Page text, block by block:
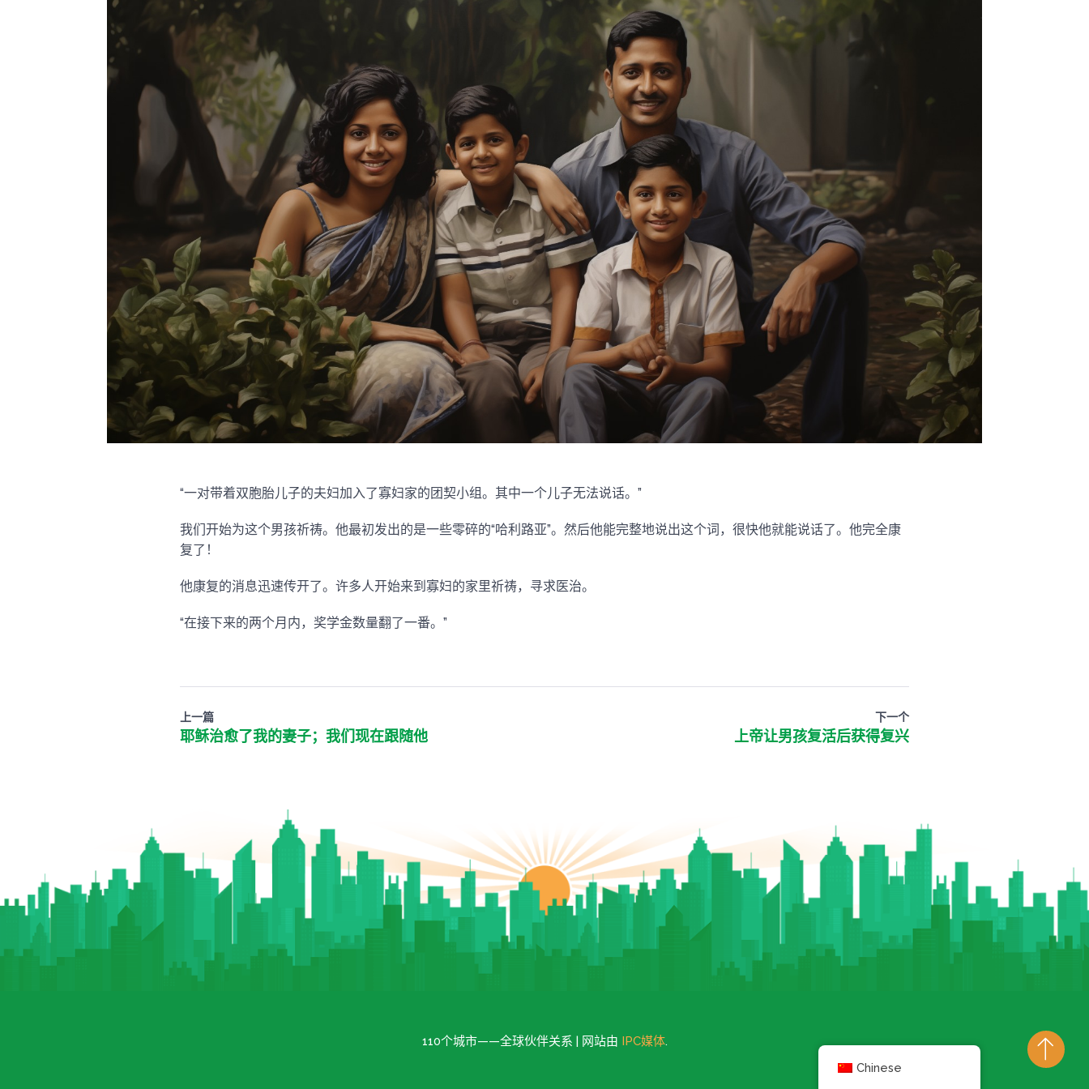
“一对带着双胞胎儿子的夫妇加入了寡妇家的团契小组。其中一个儿子无法说话。”
我们开始为这个男孩祈祷。他最初发出的是一些零碎的“哈利路亚”。然后他能完整地说出这个词，很快他就能说话了。他完全康
复了！
他康复的消息迅速传开了。许多人开始来到寡妇的家里祈祷，寻求医治。
“在接下来的两个月内，奖学金数量翻了一番。”
上一篇
耶稣治愈了我的妻子；我们现在跟随他
下一个
上帝让男孩复活后获得复兴
110个城市——全球伙伴关系 | 网站由 IPC媒体.
Chinese